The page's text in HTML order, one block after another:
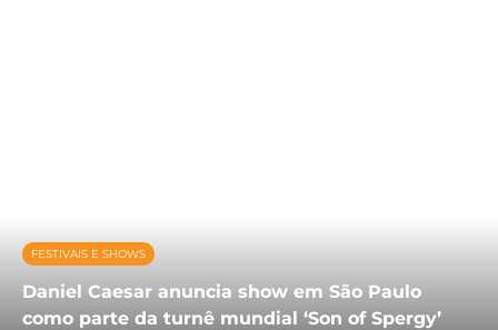
FESTIVAIS E SHOWS
Daniel Caesar anuncia show em São Paulo
como parte da turnê mundial ‘Son of Spergy’